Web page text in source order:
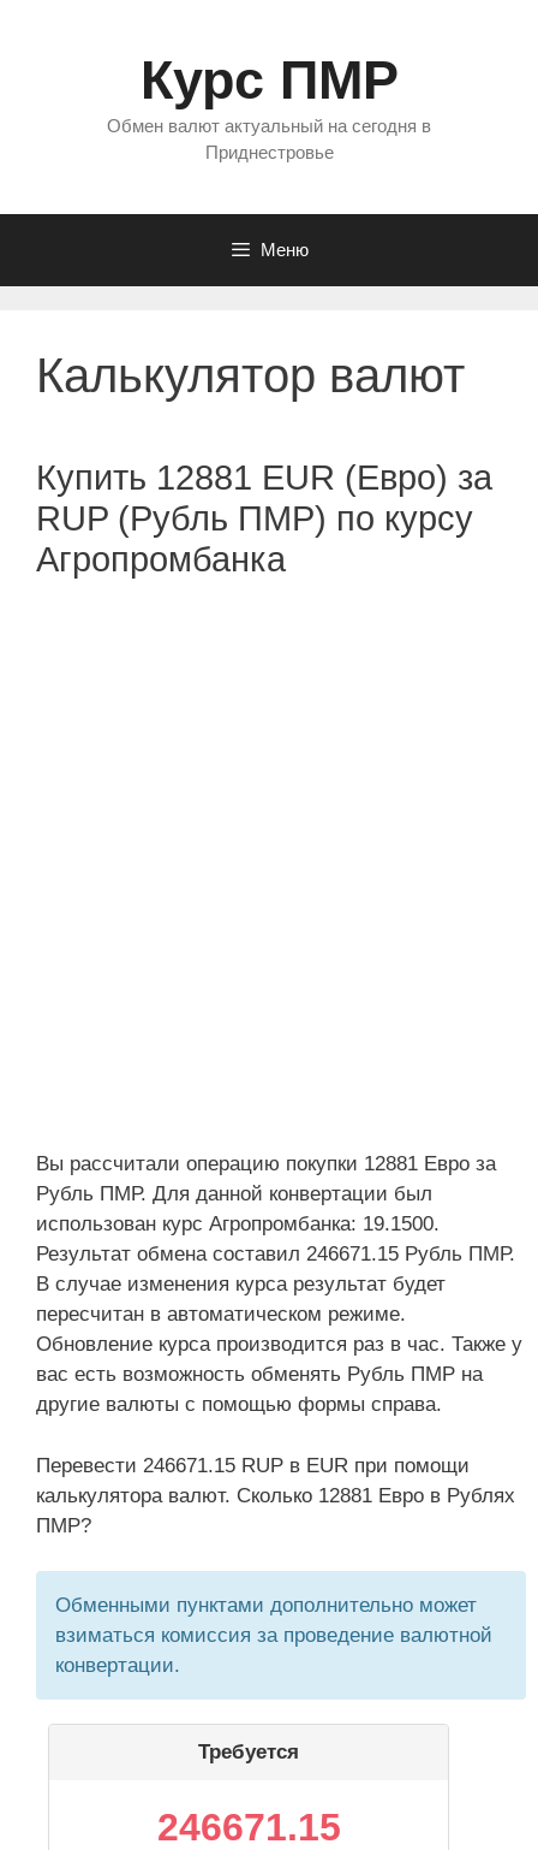
Курс ПМР
Обмен валют актуальный на сегодня в
Приднестровье
Меню
Калькулятор валют
Купить 12881 EUR (Евро) за
RUP (Рубль ПМР) по курсу
Агропромбанка
Вы рассчитали операцию покупки 12881 Евро за
Рубль ПМР. Для данной конвертации был
использован курс Агропромбанка: 19.1500.
Результат обмена составил 246671.15 Рубль ПМР.
В случае изменения курса результат будет
пересчитан в автоматическом режиме.
Обновление курса производится раз в час. Также у
вас есть возможность обменять Рубль ПМР на
другие валюты с помощью формы справа.
Перевести 246671.15 RUP в EUR при помощи
калькулятора валют. Сколько 12881 Евро в Рублях
ПМР?
Обменными пунктами дополнительно может
взиматься комиссия за проведение валютной
конвертации.
Требуется
246671.15